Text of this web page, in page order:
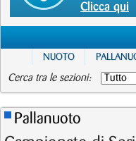
Clicca qui
NUOTO
Cerca tra le sezioni:
Pallanuoto